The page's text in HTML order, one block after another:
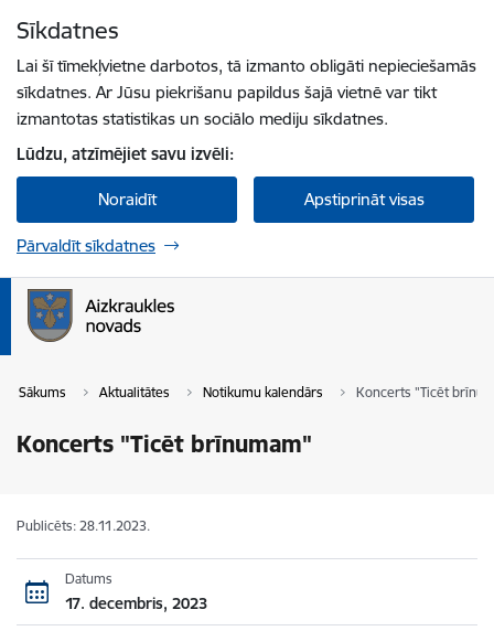
Sīkdatnes
Lai šī tīmekļvietne darbotos, tā izmanto obligāti nepieciešamās
sīkdatnes. Ar Jūsu piekrišanu papildus šajā vietnē var tikt
izmantotas statistikas un sociālo mediju sīkdatnes.
Lūdzu, atzīmējiet savu izvēli:
Noraidīt Apstiprināt visas
Pārvaldīt sīkdatnes
Sākums Aktualitātes Notikumu kalendārs Koncerts "Ticēt
Koncerts "Ticēt brīnumam"
Publicēts: 28.11.2023.
Datums
17. decembris, 2023